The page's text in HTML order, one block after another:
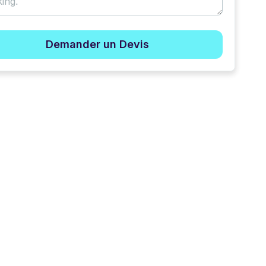
Demander un Devis